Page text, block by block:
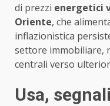
di prezzi energetici
Oriente, che
inflazionistica
settore immobiliare,
centrali verso
Usa,